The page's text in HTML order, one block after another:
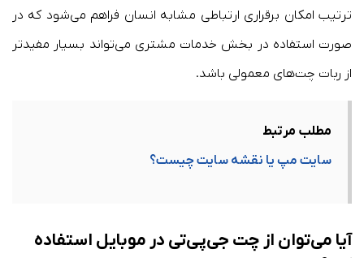
ترتیب امکان برقراری ارتباطی مشابه انسان فراهم می‌شود که در
صورت استفاده در بخش خدمات مشتری می‌تواند بسیار مفیدتر
از ربات چت‌های معمولی باشد.
مطلب مرتبط
سایت مپ یا نقشه سایت چیست؟
آیا می‌توان از چت جی‌پی‌تی در موبایل استفاده